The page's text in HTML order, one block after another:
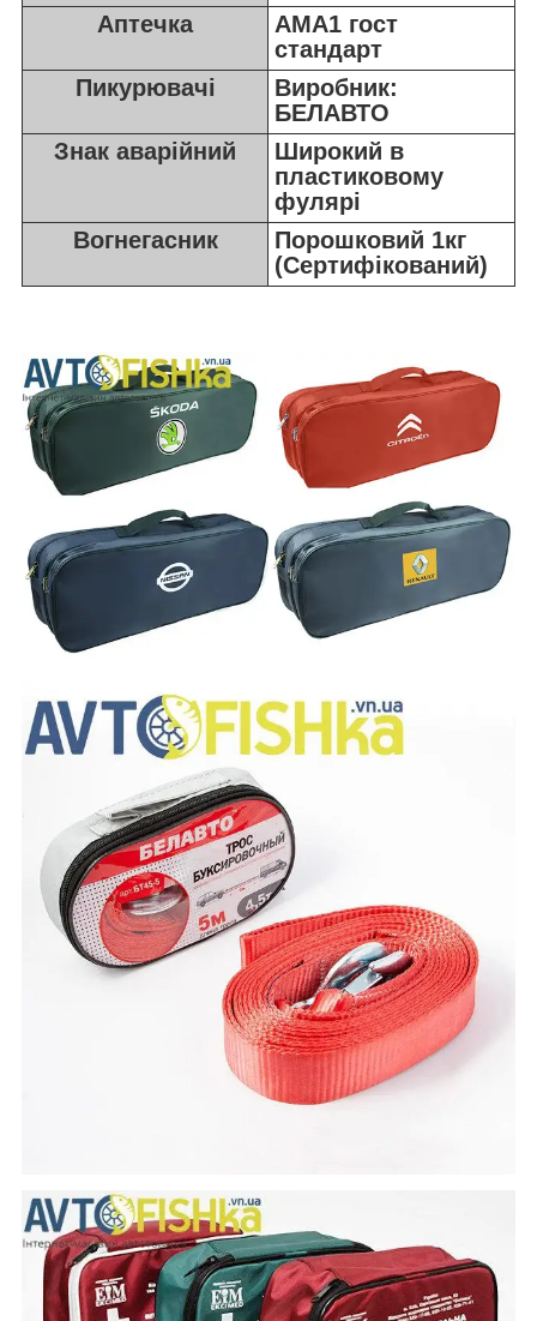
Аптечка
АМА1 гост
стандарт
Пикурювачі
Виробник:
БЕЛАВТО
Знак аварійний
Широкий в
пластиковому
фулярі
Вогнегасник
Порошковий 1кг
(Сертифікований)